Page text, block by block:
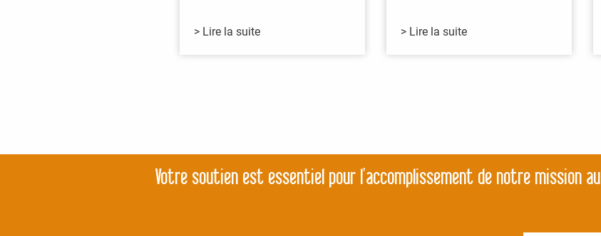
> Lire la suite > Lire la suite
Votre soutien est essentiel pour l’accomplissement de notre mission